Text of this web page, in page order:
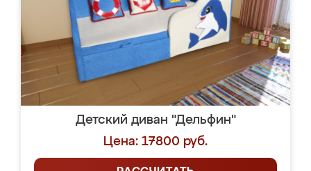
Детский диван "Дельфин"
Цена: 17800 руб.